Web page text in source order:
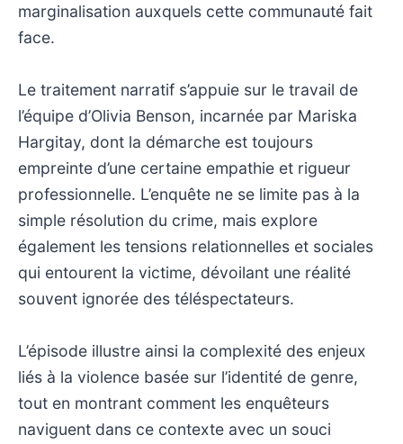
marginalisation auxquels cette communauté fait
face.
Le traitement narratif s’appuie sur le travail de
l’équipe d’Olivia Benson, incarnée par Mariska
Hargitay, dont la démarche est toujours
empreinte d’une certaine empathie et rigueur
professionnelle. L’enquête ne se limite pas à la
simple résolution du crime, mais explore
également les tensions relationnelles et sociales
qui entourent la victime, dévoilant une réalité
souvent ignorée des téléspectateurs.
L’épisode illustre ainsi la complexité des enjeux
liés à la violence basée sur l’identité de genre,
tout en montrant comment les enquêteurs
naviguent dans ce contexte avec un souci